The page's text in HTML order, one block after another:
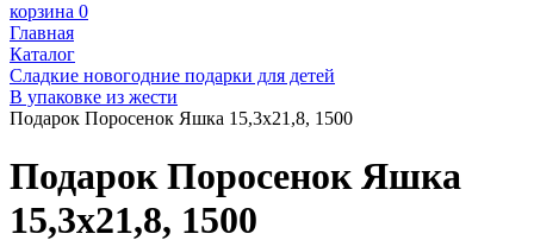
корзина 0
Главная
Каталог
Сладкие новогодние подарки для детей
В упаковке из жести
Подарок Поросенок Яшка 15,3х21,8, 1500
Подарок Поросенок Яшка
15,3х21,8, 1500